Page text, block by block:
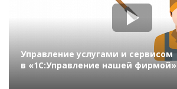
Управление услугами и сервисом
в «1С:Управление нашей фирмой»